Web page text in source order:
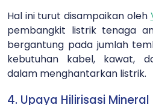
Hal ini turut disampaikan oleh
pembangkit listrik tenaga
bergantung pada jumlah
kebutuhan kabel, kawat,
dalam menghantarkan listrik.
4. Upaya Hilirisasi Mineral